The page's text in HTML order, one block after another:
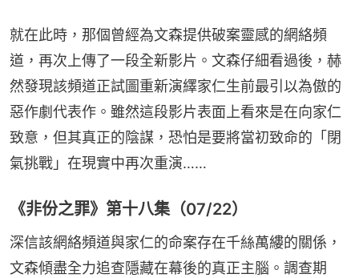
就在此時，那個曾經為文森提供破案靈感的網絡頻
道，再次上傳了一段全新影片。文森仔細看過後，赫
然發現該頻道正試圖重新演繹家仁生前最引以為傲的
惡作劇代表作。雖然這段影片表面上看來是在向家仁
致意，但其真正的陰謀，恐怕是要將當初致命的「閉
氣挑戰」在現實中再次重演……
《非份之罪》第十八集（07/22）
深信該網絡頻道與家仁的命案存在千絲萬縷的關係，
文森傾盡全力追查隱藏在幕後的真正主腦。調查期